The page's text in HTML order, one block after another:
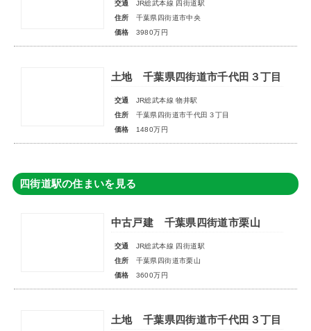
交通
JR総武本線 四街道駅
住所
千葉県四街道市中央
価格
3980万円
土地 千葉県四街道市千代田３丁目
交通
JR総武本線 物井駅
住所
千葉県四街道市千代田３丁目
価格
1480万円
四街道駅の住まいを見る
中古戸建 千葉県四街道市栗山
交通
JR総武本線 四街道駅
住所
千葉県四街道市栗山
価格
3600万円
土地 千葉県四街道市千代田３丁目